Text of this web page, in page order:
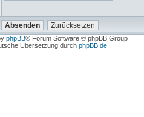
phpBB® Forum Software © phpBB Group
Übersetzung durch phpBB.de